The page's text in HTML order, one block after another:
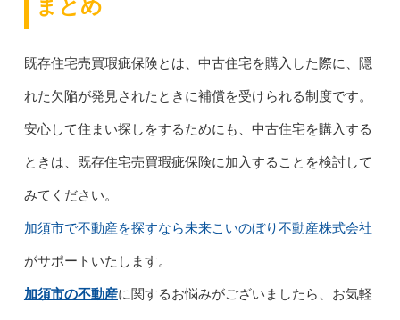
まとめ
既存住宅売買瑕疵保険とは、中古住宅を購入した際に、隠
れた欠陥が発見されたときに補償を受けられる制度です。
安心して住まい探しをするためにも、中古住宅を購入する
ときは、既存住宅売買瑕疵保険に加入することを検討して
みてください。
加須市で不動産を探すなら未来こいのぼり不動産株式会社
がサポートいたします。
加須市の不動産に関するお悩みがございましたら、お気軽